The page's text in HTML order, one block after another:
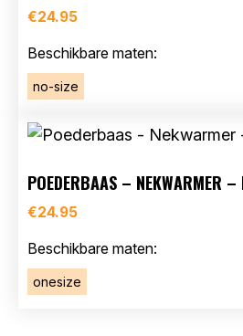
€24.95
Beschikbare maten:
no-size
POEDERBAAS – NEKWARMER –
€24.95
Beschikbare maten:
onesize